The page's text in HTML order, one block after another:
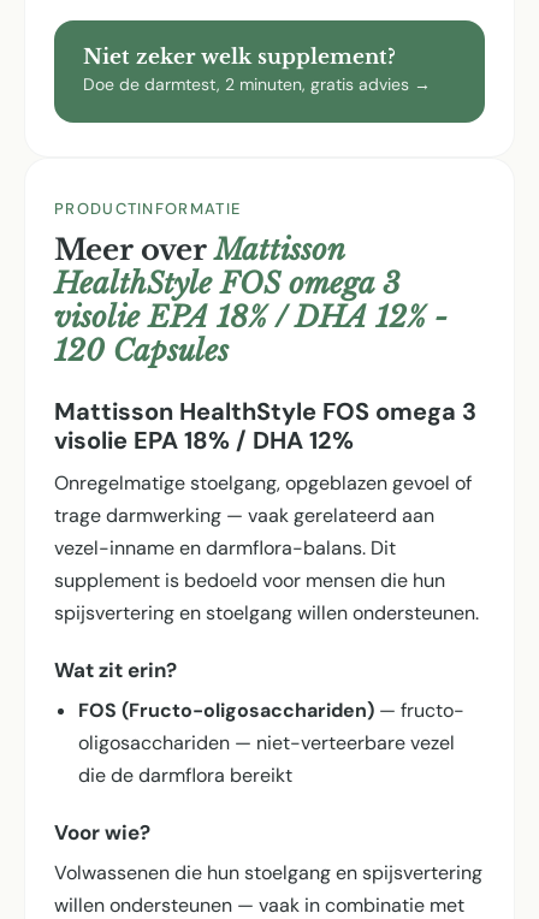
Niet zeker welk supplement?
Doe de darmtest, 2 minuten, gratis advies →
PRODUCTINFORMATIE
Meer overMattisson
HealthStyle FOS omega 3
visolie EPA 18% / DHA 12% -
120 Capsules
Mattisson HealthStyle FOS omega 3
visolie EPA 18% / DHA 12%
Onregelmatige stoelgang, opgeblazen gevoel of
trage darmwerking — vaak gerelateerd aan
vezel-inname en darmflora-balans. Dit
supplement is bedoeld voor mensen die hun
spijsvertering en stoelgang willen ondersteunen.
Wat zit erin?
FOS (Fructo-oligosacchariden) — fructo-
oligosacchariden — niet-verteerbare vezel
die de darmflora bereikt
Voor wie?
Volwassenen die hun stoelgang en spijsvertering
willen ondersteunen — vaak in combinatie met